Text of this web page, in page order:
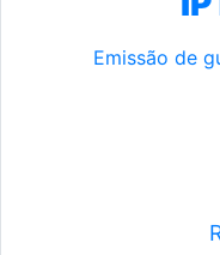
Emissão de